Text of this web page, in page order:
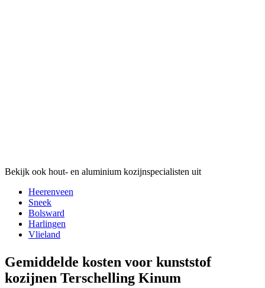
Bekijk ook hout- en aluminium kozijnspecialisten uit
Heerenveen
Sneek
Bolsward
Harlingen
Vlieland
Gemiddelde kosten voor kunststof
kozijnen Terschelling Kinum